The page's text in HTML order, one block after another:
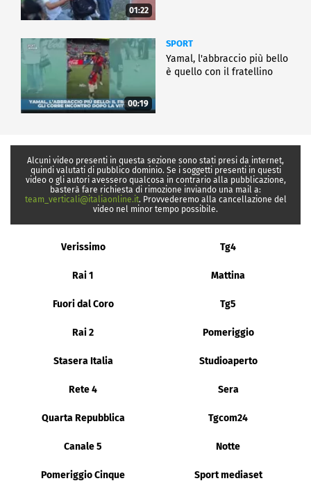
01:22
00:19
SPORT
Yamal, l'abbraccio più bello
è quello con il fratellino
Alcuni video presenti in questa sezione sono stati presi da internet,
quindi valutati di pubblico dominio. Se i soggetti presenti in questi
video o gli autori avessero qualcosa in contrario alla pubblicazione,
basterà fare richiesta di rimozione inviando una mail a:
team_verticali@italiaonline.it. Provvederemo alla cancellazione del
video nel minor tempo possibile.
Verissimo Tg4
Rai 1 Mattina
Fuori dal Coro Tg5
Rai 2 Pomeriggio
Stasera Italia Studioaperto
Rete 4 Sera
Quarta Repubblica Tgcom24
Canale 5 Notte
Pomeriggio Cinque Sport mediaset